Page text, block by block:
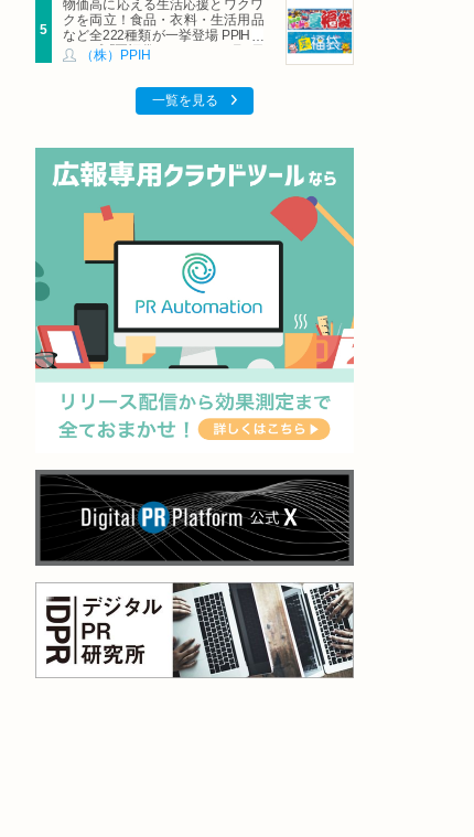
物価高に応える生活応援とワクワ
クを両立！食品・衣料・生活用品
など全222種類が一挙登場 PPIHグ
ループ「夏福袋」＆セール 8月6日
(木)より順次スタート
（株）PPIH
一覧を見る